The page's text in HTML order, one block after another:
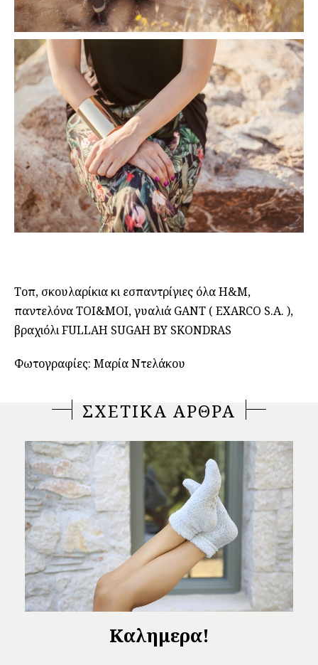
Τοπ, σκουλαρίκια κι εσπαντρίγιες όλα H&M,
παντελόνα TOI&MOI, γυαλιά GANT ( EXARCO S.A. ),
βραχιόλι FULLAH SUGAH BY SKONDRAS
Φωτογραφίες: Μαρία Ντελάκου
ΣΧΕΤΙΚΑ ΑΡΘΡΑ
Καλημερα!